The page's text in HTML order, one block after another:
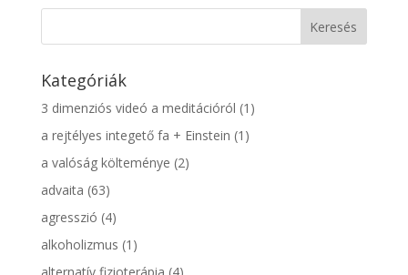
Kategóriák
3 dimenziós videó a meditációról (1)
a rejtélyes integető fa + Einstein (1)
a valóság költeménye (2)
advaita (63)
agresszió (4)
alkoholizmus (1)